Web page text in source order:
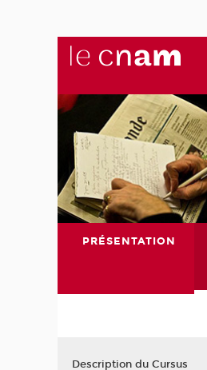
PRÉSENTATION
Description du Cursus